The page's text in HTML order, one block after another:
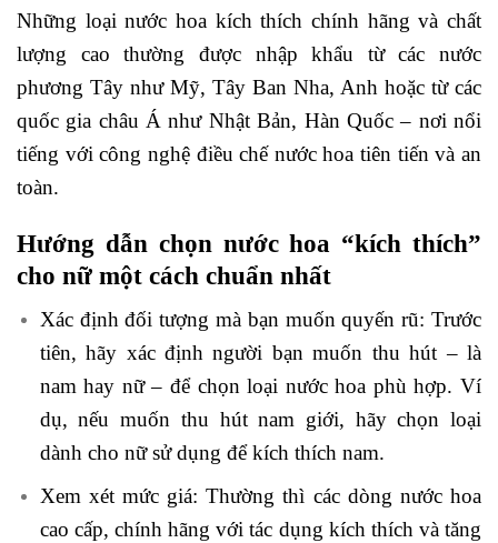
Những loại nước hoa kích thích chính hãng và chất
lượng cao thường được nhập khẩu từ các nước
phương Tây như Mỹ, Tây Ban Nha, Anh hoặc từ các
quốc gia châu Á như Nhật Bản, Hàn Quốc – nơi nổi
tiếng với công nghệ điều chế nước hoa tiên tiến và an
toàn.
Hướng dẫn chọn nước hoa “kích thích”
cho nữ một cách chuẩn nhất
Xác định đối tượng mà bạn muốn quyến rũ: Trước
tiên, hãy xác định người bạn muốn thu hút – là
nam hay nữ – để chọn loại nước hoa phù hợp. Ví
dụ, nếu muốn thu hút nam giới, hãy chọn loại
dành cho nữ sử dụng để kích thích nam.
Xem xét mức giá: Thường thì các dòng nước hoa
cao cấp, chính hãng với tác dụng kích thích và tăng